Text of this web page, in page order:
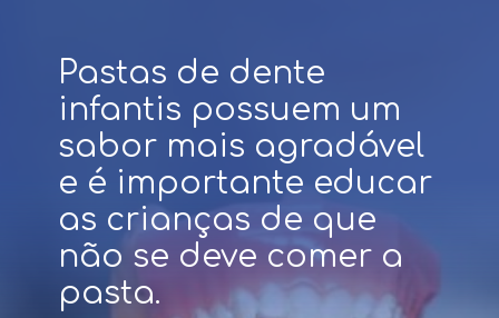
Pastas de dente
infantis possuem um
sabor mais agradável
e é importante educar
as crianças de que
não se deve comer a
pasta.